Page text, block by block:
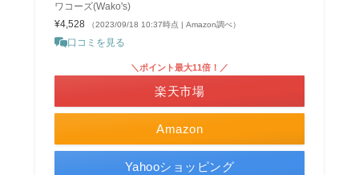
ワコーズ(Wako's)
¥4,528
（2023/09/18 10:37時点 | Amazon調べ）
口コミを見る
Amazon
＼ポイント最大11倍！／
楽天市場
Yahooショッピング